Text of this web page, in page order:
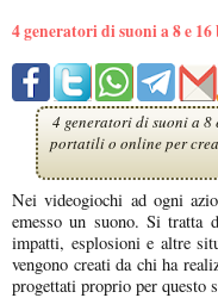
4 generatori di suoni a 8 e
4 generatori di suoni a 8
portatili o online per
Nei videogiochi ad ogni
emesso un suono. Si tratta
impatti, esplosioni e altre
vengono creati da chi ha
progettati proprio per questo